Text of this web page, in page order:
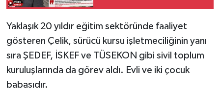
İthaf Olunur"
Yaklaşık 20 yıldır eğitim sektöründe faaliyet
gösteren Çelik, sürücü kursu işletmeciliğinin yanı
sıra ŞEDEF, İSKEF ve TÜSEKON gibi sivil toplum
kuruluşlarında da görev aldı. Evli ve iki çocuk
babasıdır.